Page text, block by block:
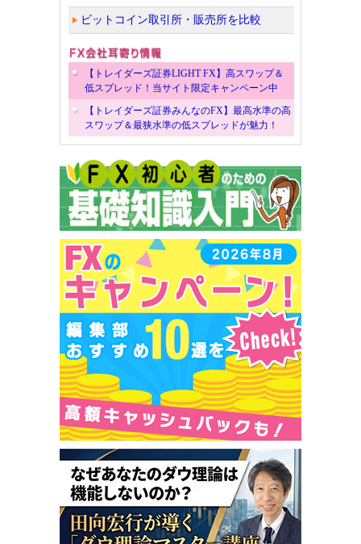
ビットコイン取引所・販売所を比較
【トレイダーズ証券LIGHT FX】高スワップ＆
低スプレッド！当サイト限定キャンペーン中
【トレイダーズ証券みんなのFX】最高水準の高
スワップ＆最狭水準の低スプレッドが魅力！